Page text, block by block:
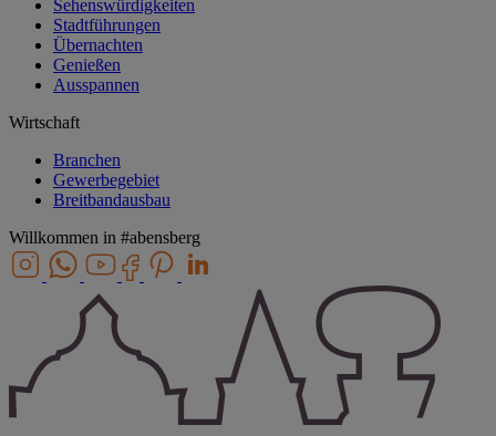
Sehenswürdigkeiten
Stadtführungen
Übernachten
Genießen
Ausspannen
Wirtschaft
Branchen
Gewerbegebiet
Breitbandausbau
Willkommen in #abensberg